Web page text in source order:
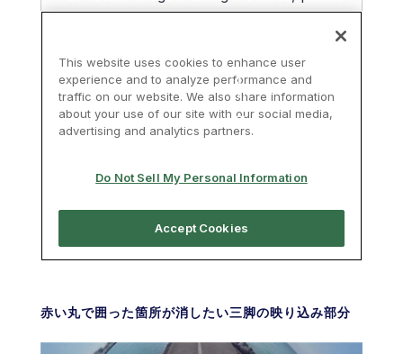
MENU
赤い丸で囲った箇所が消したい三脚の映り込み部分